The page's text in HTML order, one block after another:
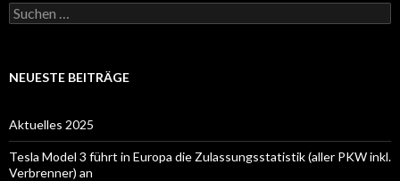
Suchen
nach:
NEUESTE BEITRÄGE
Aktuelles 2025
Tesla Model 3 führt in Europa die Zulassungsstatistik (aller PKW inkl.
Verbrenner) an